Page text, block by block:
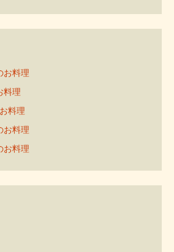
お料理
料理
料理
お料理
お料理